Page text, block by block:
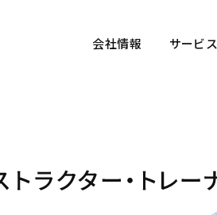
会社情報 サービス